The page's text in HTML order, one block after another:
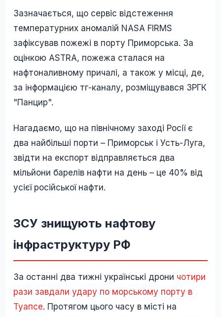
Зазначається, що сервіс відстеження
температурних аномалій NASA FIRMS
зафіксував пожежі в порту Приморська. За
оцінкою ASTRA, пожежа сталася на
нафтоналивному причалі, а також у місці, де,
за інформацією тг-каналу, розміщувався ЗРГК
"Панцир".
Нагадаємо, що на північному заході Росії є
два найбільші порти – Приморськ і Усть-Луга,
звідти на експорт відправляється два
мільйони барелів нафти на день – це 40% від
усієї російської нафти.
ЗСУ знищують нафтову
інфраструктуру РФ
За останні два тижні українські дрони чотири
рази завдали удару по морському порту в
Туапсе. Протягом цього часу в місті на